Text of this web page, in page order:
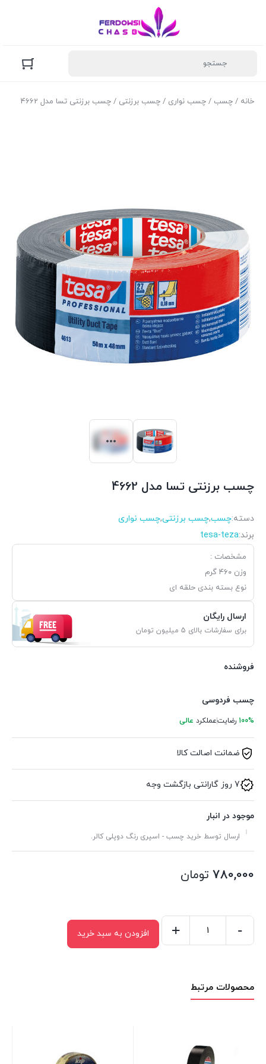
خانه / چسب / چسب نواری / چسب برزنتی / چسب برزنتی تسا مدل 4662
چسب برزنتی تسا مدل 4662
دسته:چسب,چسب برزنتی,چسب نواری
برند:tesa-teza
مشخصات :
وزن ۴۶۰ گرم
نوع بسته بندی حلقه ای
ارسال رایگان
برای سفارشات بالای 5 میلیون تومان
فروشنده
چسب فردوسی
100% رضایتعملکرد عالی
ضمانت اصالت کالا
7 روز گارانتی بازگشت وجه
موجود در انبار
ارسال توسط خرید چسب - اسپری رنگ دوپلی کالر.
780,000 تومان
مدل
-
+ افزودن به سبد خرید
محصولات مرتبط